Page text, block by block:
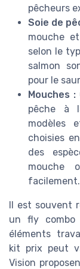
pêcheurs
Soie de
mouche
selon le
salmon
pour le
Mouches :
pêche à
modèles
choisies
des
mouche
facilement.
Il est souvent
un fly combo
éléments
kit prix peut
Vision